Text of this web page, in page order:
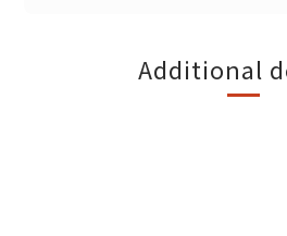
Additional